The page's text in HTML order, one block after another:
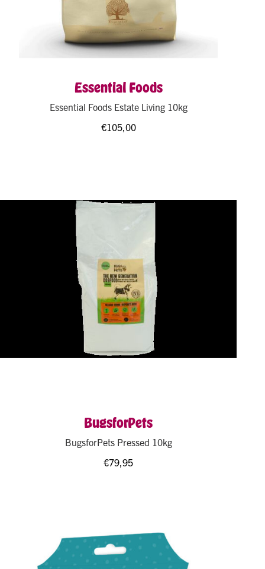
Essential Foods
Essential Foods Estate Living 10kg
€105,00
BugsforPets
BugsforPets Pressed 10kg
€79,95